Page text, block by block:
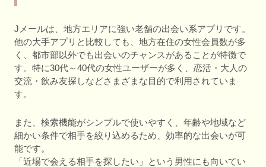
Jメールは、地方エリアに強い老舗の出会い系アプリです。
他の大手アプリと比較しても、地方在住の女性会員数が多
く、都市部以外でも出会いのチャンスがあることが特徴で
す。特に30代～40代の女性ユーザーが多く、恋活・大人の
交流・飲み友探しなどさまざまな目的で利用されていま
す。
また、検索機能がシンプルで使いやすく、年齢や地域など
細かい条件で相手を絞り込めるため、効率的な出会いが可
能です。
「近場で会える相手を探したい」という男性にも向いてい